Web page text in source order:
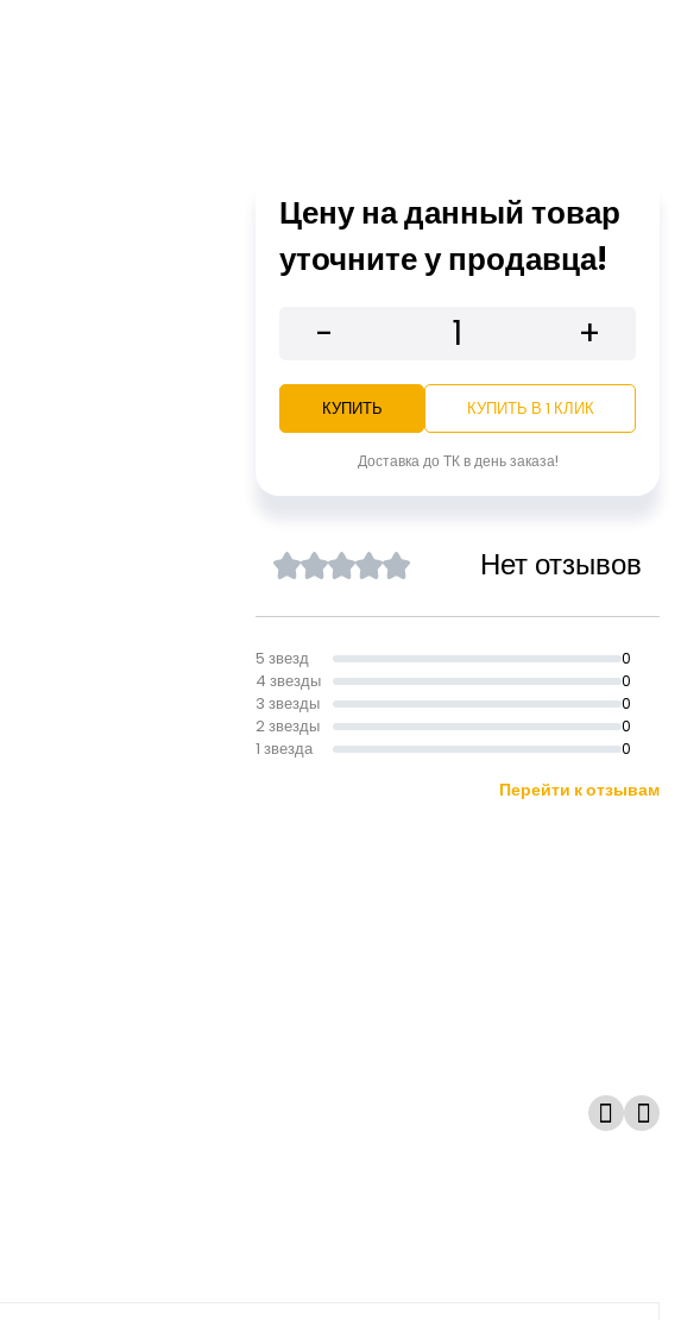
Цену на данный товар
уточните у продавца!
- +
КУПИТЬ КУПИТЬ В 1 КЛИК
Доставка до ТК в день заказа!
Нет отзывов
5 звезд 0
4 звезды 0
3 звезды 0
2 звезды 0
1 звезда 0
Перейти к отзывам